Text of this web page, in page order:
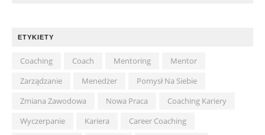
ETYKIETY
Coaching Coach Mentoring
Mentor
Zarządzanie
Menedżer
Pomysł Na Siebie
Zmiana Zawodowa
Nowa Praca
Coaching Kariery
Wyczerpanie
Kariera
Career Coaching